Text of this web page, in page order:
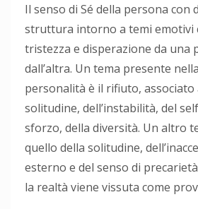
Il senso di Sé della persona con
struttura intorno a temi emotivi
tristezza e disperazione da una
dall’altra. Un tema presente
personalità è il rifiuto, associato
solitudine, dell’instabilità, del
sforzo, della diversità. Un altro
quello della solitudine,
esterno e del senso di
la realtà viene vissuta come